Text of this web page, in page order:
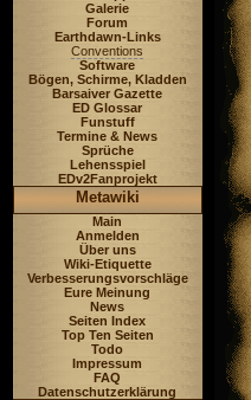
Galerie
Forum
Earthdawn-Links
Conventions
Software
Bögen, Schirme, Kladden
Barsaiver Gazette
ED Glossar
Funstuff
Termine & News
Sprüche
Lehensspiel
EDv2Fanprojekt
Metawiki
Main
Anmelden
Über uns
Wiki-Etiquette
Verbesserungsvorschläge
Eure Meinung
News
Seiten Index
Top Ten Seiten
Todo
Impressum
FAQ
Datenschutzerklärung